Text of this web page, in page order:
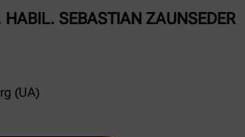
HABIL. SEBASTIAN ZAUNSEDER
(UA)